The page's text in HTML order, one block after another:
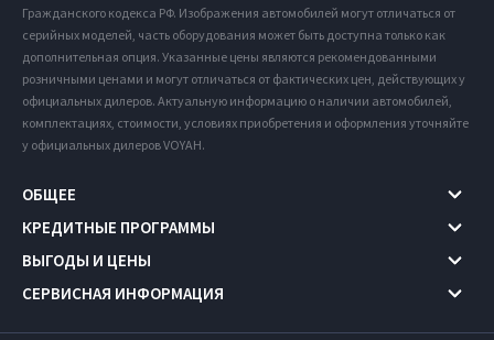
Гражданского кодекса РФ. Изображения автомобилей могут отличаться от
серийных моделей, часть оборудования может быть доступна только как
дополнительная опция. Указанные цены являются рекомендованными
розничными ценами и могут отличаться от фактических цен, действующих у
официальных дилеров. Актуальную информацию о наличии автомобилей,
комплектациях, стоимости, условиях приобретения и оформления уточняйте
у официальных дилеров VOYAH.
ОБЩЕЕ
КРЕДИТНЫЕ ПРОГРАММЫ
ВЫГОДЫ И ЦЕНЫ
СЕРВИСНАЯ ИНФОРМАЦИЯ